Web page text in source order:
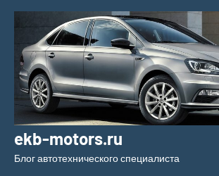
Перейти
содержимому
ekb-motors.ru
Блог автотехнического специалиста